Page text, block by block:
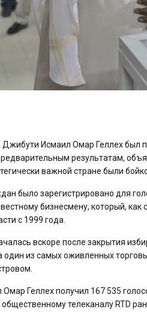
Джибути Исмаил Омар Геллех был
результатам,
важной стране были
было зарегистрировано для
бизнесмену, который, как
с 1999 года.
вскоре после закрытия
один из самых оживленных
Геллех получил 167 535
телеканалу RTD